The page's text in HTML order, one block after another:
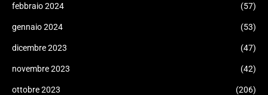
febbraio 2024 (57)
gennaio 2024 (53)
dicembre 2023 (47)
novembre 2023 (42)
ottobre 2023 (206)